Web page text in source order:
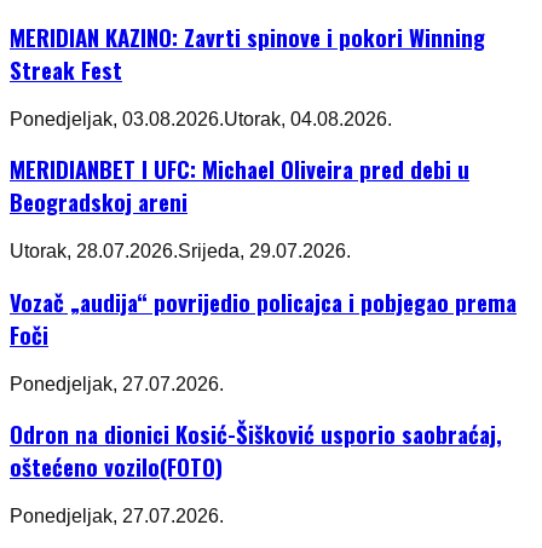
MERIDIAN KAZINO: Zavrti spinove i pokori Winning
Streak Fest
Ponedjeljak, 03.08.2026.Utorak, 04.08.2026.
MERIDIANBET I UFC: Michael Oliveira pred debi u
Beogradskoj areni
Utorak, 28.07.2026.Srijeda, 29.07.2026.
Vozač „audija“ povrijedio policajca i pobjegao prema
Foči
Ponedjeljak, 27.07.2026.
Odron na dionici Kosić-Šišković usporio saobraćaj,
oštećeno vozilo(FOTO)
Ponedjeljak, 27.07.2026.